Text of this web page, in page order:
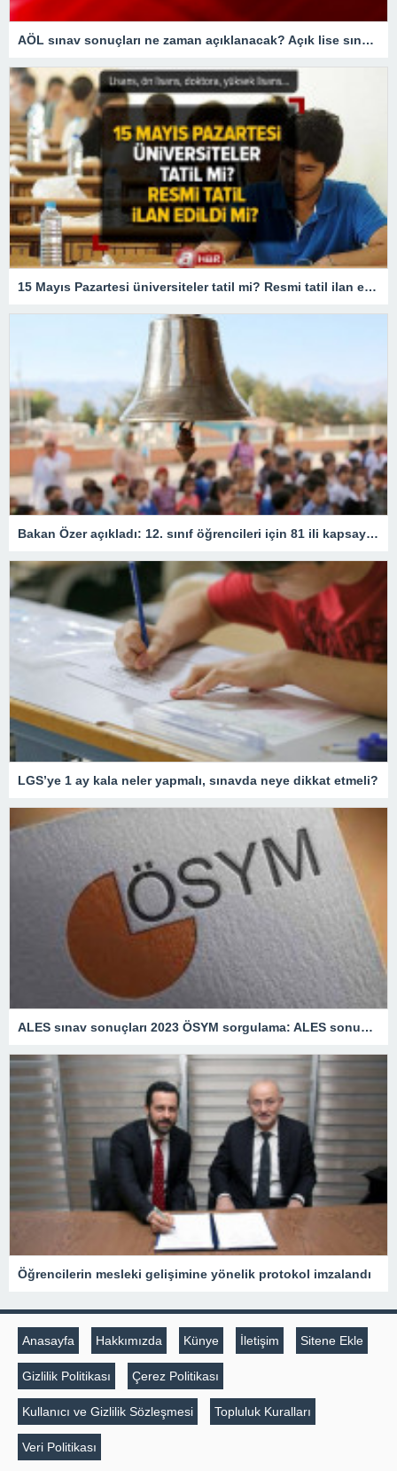
AÖL sınav sonuçları ne zaman açıklanacak? Açık lise sınav sonuçları bugün açıklanır mı?
15 Mayıs Pazartesi üniversiteler tatil mi? Resmi tatil ilan edildi mi? Lisans, ön lisans, doktora, yüksek lisans…
Bakan Özer açıkladı: 12. sınıf öğrencileri için 81 ili kapsayan devamsızlık kararı
LGS’ye 1 ay kala neler yapmalı, sınavda neye dikkat etmeli?
ALES sınav sonuçları 2023 ÖSYM sorgulama: ALES sonuçları ne zaman açıklanacak?
Öğrencilerin mesleki gelişimine yönelik protokol imzalandı
Anasayfa Hakkımızda Künye İletişim Sitene Ekle
Gizlilik Politikası Çerez Politikası
Kullanıcı ve Gizlilik Sözleşmesi Topluluk Kuralları
Veri Politikası